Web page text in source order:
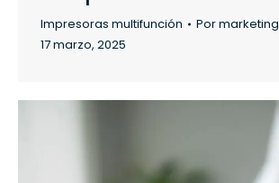
Impresoras multifunción Pormarketing
17 marzo, 2025